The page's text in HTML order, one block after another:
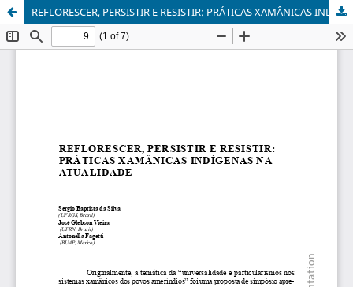
REFLORESCER, PERSISTIR E RESISTIR: PRÁTICAS XAMÂNICAS INDÍGENAS NA ATUALIDADE